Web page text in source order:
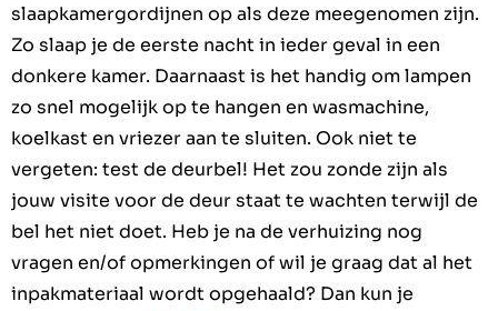
slaapkamergordijnen op als deze meegenomen zijn.
Zo slaap je de eerste nacht in ieder geval in een
donkere kamer. Daarnaast is het handig om lampen
zo snel mogelijk op te hangen en wasmachine,
koelkast en vriezer aan te sluiten. Ook niet te
vergeten: test de deurbel! Het zou zonde zijn als
jouw visite voor de deur staat te wachten terwijl de
bel het niet doet. Heb je na de verhuizing nog
vragen en/of opmerkingen of wil je graag dat al het
inpakmateriaal wordt opgehaald? Dan kun je